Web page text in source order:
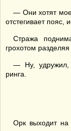
— Они хотят
отстегивает пояс,
Стража
грохотом
— Ну, удружил,
ринга.
Орк выходит